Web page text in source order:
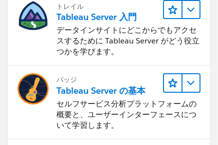
トレイル
Tableau Server 入門
データインサイトにどこからでもアクセ
スするために Tableau Server がどう役立
つかを学びます。
バッジ
Tableau Server の基本
セルフサービス分析プラットフォームの
概要と、ユーザーインターフェースにつ
いて学習します。